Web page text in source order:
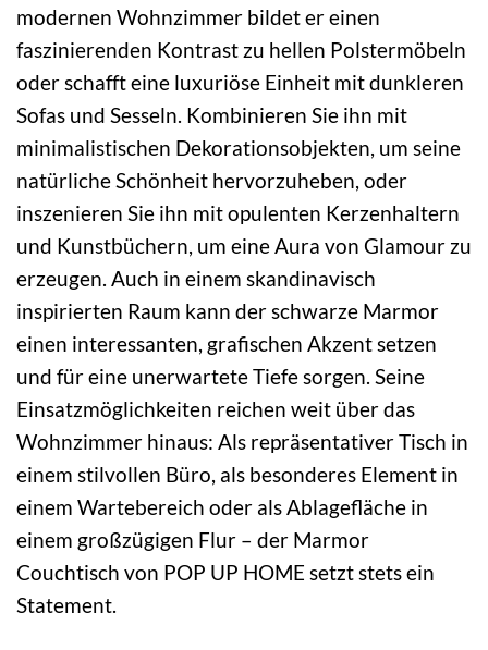
modernen Wohnzimmer bildet er einen
faszinierenden Kontrast zu hellen Polstermöbeln
oder schafft eine luxuriöse Einheit mit dunkleren
Sofas und Sesseln. Kombinieren Sie ihn mit
minimalistischen Dekorationsobjekten, um seine
natürliche Schönheit hervorzuheben, oder
inszenieren Sie ihn mit opulenten Kerzenhaltern
und Kunstbüchern, um eine Aura von Glamour zu
erzeugen. Auch in einem skandinavisch
inspirierten Raum kann der schwarze Marmor
einen interessanten, grafischen Akzent setzen
und für eine unerwartete Tiefe sorgen. Seine
Einsatzmöglichkeiten reichen weit über das
Wohnzimmer hinaus: Als repräsentativer Tisch in
einem stilvollen Büro, als besonderes Element in
einem Wartebereich oder als Ablagefläche in
einem großzügigen Flur – der Marmor
Couchtisch von POP UP HOME setzt stets ein
Statement.